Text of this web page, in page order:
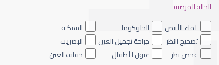
ضعف نظر العين اليسرى
الحالة المرضية
الماء الأبيض
الجلوكوما
الشبكية
تصحيح النظر
جراحة تجميل العين
البصريات
فحص نظر
عيون الأطفال جفاف العين